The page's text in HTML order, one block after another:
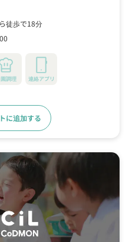
徒歩で18分
調理 連絡アプリ
に追加する